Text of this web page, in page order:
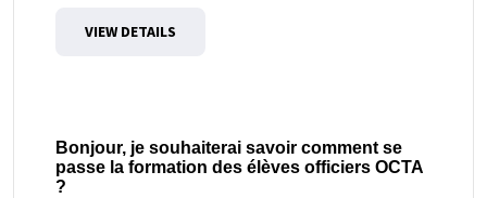
VIEW DETAILS
Bonjour, je souhaiterai savoir comment se
passe la formation des élèves officiers OCTA
?